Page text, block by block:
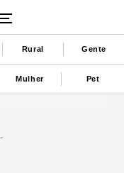
Rural Gente
Mulher Pet